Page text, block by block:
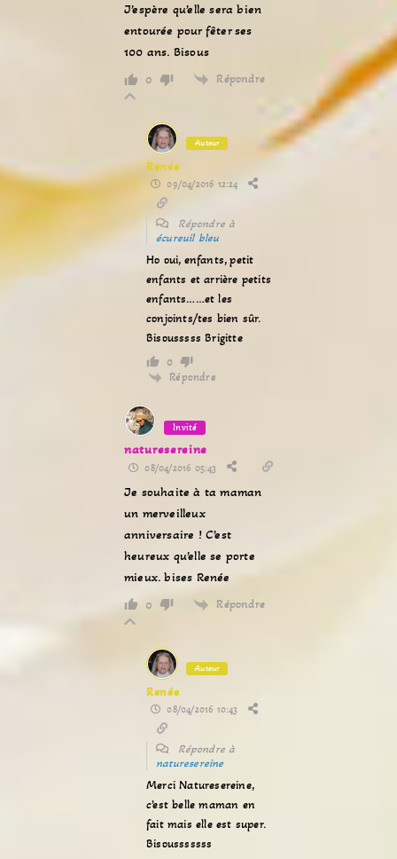
J’espère qu’elle sera bien
entourée pour fêter ses
100 ans. Bisous
0 Répondre
Auteur
Renée
09/04/2016 12:24
Répondre à
écureuil bleu
Ho oui, enfants, petit
enfants et arrière petits
enfants……et les
conjoints/tes bien sûr.
Bisousssss Brigitte
0
Répondre
Invité
naturesereine
08/04/2016 05:43
Je souhaite à ta maman
un merveilleux
anniversaire ! C’est
heureux qu’elle se porte
mieux. bises Renée
0 Répondre
Auteur
Renée
08/04/2016 10:43
Répondre à
naturesereine
Merci Naturesereine,
c’est belle maman en
fait mais elle est super.
Bisousssssss